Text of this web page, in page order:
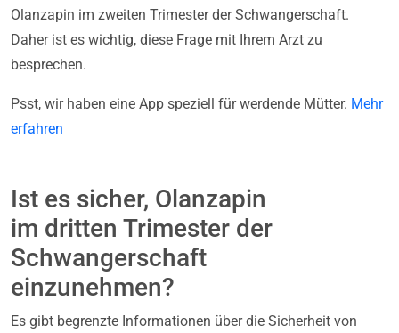
Olanzapin im zweiten Trimester der Schwangerschaft.
Daher ist es wichtig, diese Frage mit Ihrem Arzt zu
besprechen.
Psst, wir haben eine App speziell für werdende Mütter. Mehr
erfahren
Ist es sicher, Olanzapin
im dritten Trimester der
Schwangerschaft
einzunehmen?
Es gibt begrenzte Informationen über die Sicherheit von